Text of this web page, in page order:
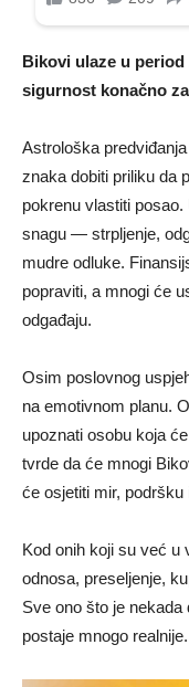
Bikovi ulaze u
sigurnost konačno
Astrološka
znaka dobiti priliku da
pokrenu vlastiti
snagu — strpljenje,
mudre odluke.
popraviti, a mnogi će
odgađaju.
Osim poslovnog
na emotivnom planu.
upoznati osobu koja
tvrde da će mnogi
će osjetiti mir,
Kod onih koji su već u
odnosa, preseljenje,
Sve ono što je
postaje mnogo realnije.